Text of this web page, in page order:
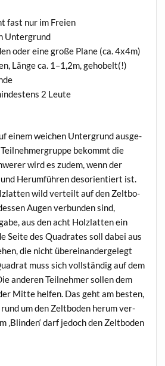
fast nur im Freien
Untergrund
oder eine gro­ße Pla­ne (ca. 4x4m)
Län­ge ca. 1–1,2m, gehobelt(!)
2 Leute
einem wei­chen Unter­grund aus­ge­
bekommt die
wird es zudem, wenn der
Her­um­füh­ren des­ori­en­tiert ist.
wild ver­teilt auf den Zelt­bo­
Augen ver­bun­den sind,
aus den acht Holz­lat­ten ein
Sei­te des Qua­dra­tes soll dabei aus
die nicht über­ein­an­der­ge­legt
muss sich voll­stän­dig auf dem
ande­ren Teil­neh­mer sol­len dem
Mit­te hel­fen. Das geht am bes­ten,
um den Zelt­bo­den her­um ver­
‚Blin­den‘ darf jedoch den Zelt­bo­den